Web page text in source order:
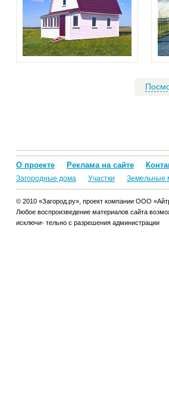
О проекте Реклама на сайте
Загородные дома Участки Земельные
© 2010 «Загород.ру», проект компании ООО
Любое воспроизведение материалов сайта
исключи- тельно с разрешения администрации